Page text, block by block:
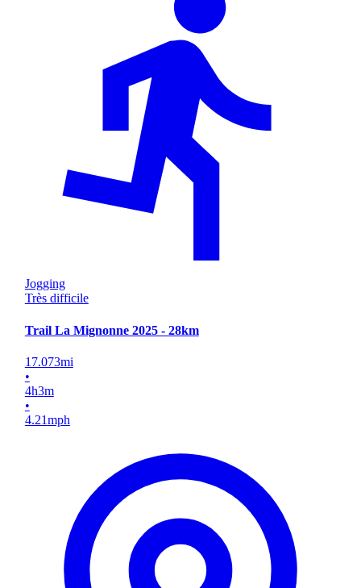
Jogging
Très difficile
Trail La Mignonne 2025 - 28km
17.073mi
•
4h3m
•
4.21mph